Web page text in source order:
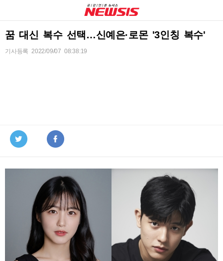
꿈 대신 복수 선택…신예은·로몬 '3인칭 복수'
기사등록 2022/09/07 08:38:19